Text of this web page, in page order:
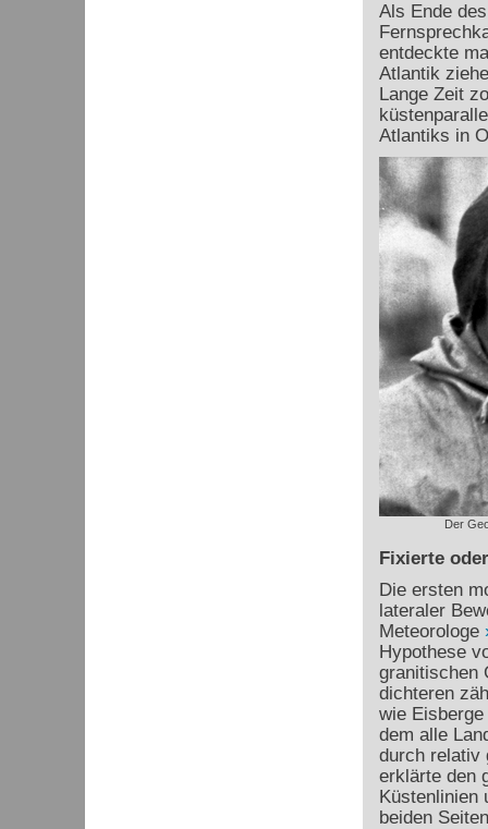
Als Ende
entdeckte
Atlantik
Lange Zeit
Atlantiks in
Der
Fixierte
Die ersten
lateraler
Meteorologe
Hypothese
granitischen
dichteren
wie
dem alle
durch relativ
erklärte den
Küstenlinien
beiden